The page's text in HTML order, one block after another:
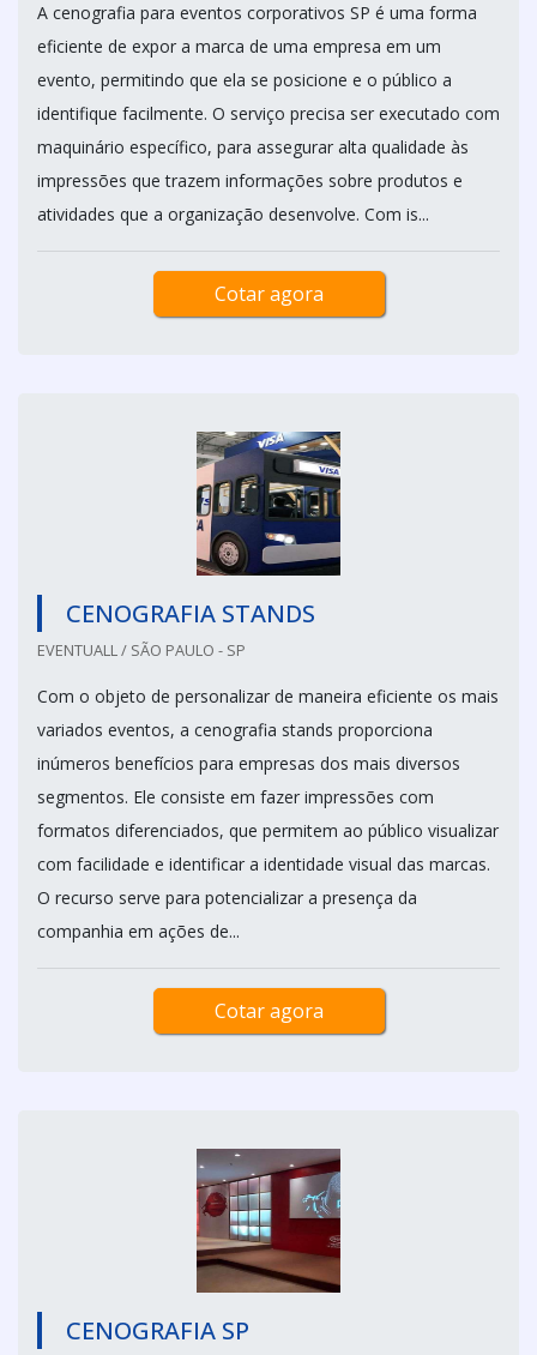
A cenografia para eventos corporativos SP é uma forma
eficiente de expor a marca de uma empresa em um
evento, permitindo que ela se posicione e o público a
identifique facilmente. O serviço precisa ser executado com
maquinário específico, para assegurar alta qualidade às
impressões que trazem informações sobre produtos e
atividades que a organização desenvolve. Com is...
Cotar agora
CENOGRAFIA STANDS
EVENTUALL / SÃO PAULO - SP
Com o objeto de personalizar de maneira eficiente os mais
variados eventos, a cenografia stands proporciona
inúmeros benefícios para empresas dos mais diversos
segmentos. Ele consiste em fazer impressões com
formatos diferenciados, que permitem ao público visualizar
com facilidade e identificar a identidade visual das marcas.
O recurso serve para potencializar a presença da
companhia em ações de...
Cotar agora
CENOGRAFIA SP